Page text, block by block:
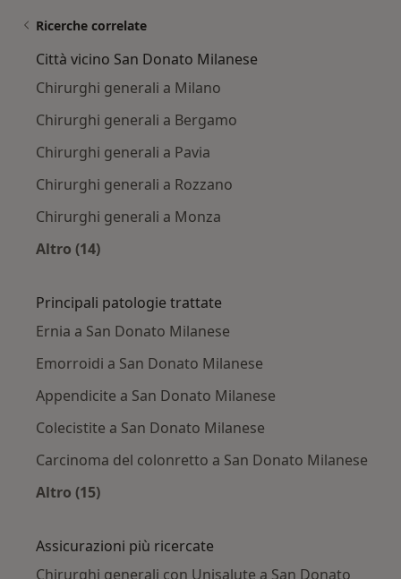
Ricerche correlate
Città vicino San Donato Milanese
Chirurghi generali a Milano
Chirurghi generali a Bergamo
Chirurghi generali a Pavia
Chirurghi generali a Rozzano
Chirurghi generali a Monza
Altro (14)
Principali patologie trattate
Ernia a San Donato Milanese
Emorroidi a San Donato Milanese
Appendicite a San Donato Milanese
Colecistite a San Donato Milanese
Carcinoma del colonretto a San Donato Milanese
Altro (15)
Assicurazioni più ricercate
Chirurghi generali con Unisalute a San Donato